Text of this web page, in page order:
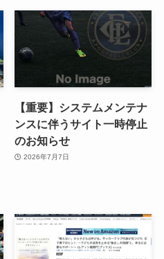
【重要】システムメンテナ
ンスに伴うサイト一時停止
のお知らせ
2026年7月7日